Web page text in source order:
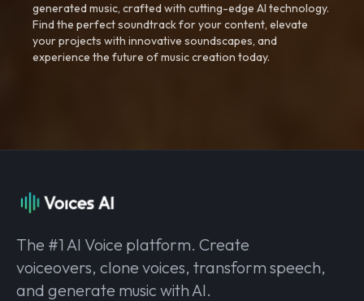
generated music, crafted with cutting-edge AI technology.
Find the perfect soundtrack for your content, elevate
your projects with innovative soundscapes, and
experience the future of music creation today.
The #1 AI Voice platform. Create
voiceovers, clone voices, transform speech,
and generate music with AI.